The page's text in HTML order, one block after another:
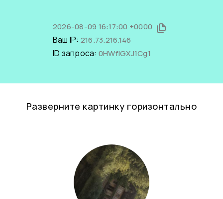
2026-08-09 16:17:00 +0000
Ваш IP: 216.73.216.146
ID запроса: 0HWfIGXJ1Cg1
Разверните картинку горизонтально